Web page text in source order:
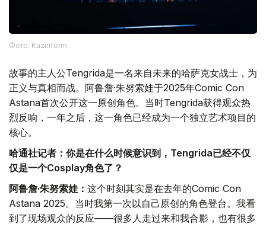
Фото: Kazinform
故事的主人公Tengrida是一名来自未来的哈萨克女战士，为
正义与真相而战。阿鲁詹·朱努索娃于2025年Comic Con
Astana首次公开这一原创角色。当时Tengrida获得观众热
烈反响，一年之后，这一角色已经成为一个独立艺术项目的
核心。
哈通社记者：你是在什么时候意识到，Tengrida已经不仅
仅是一个Cosplay角色了？
阿鲁詹·朱努索娃： 这个时刻其实是在去年的Comic Con
Astana 2025。当时我第一次以自己原创的角色登台。我看
到了现场观众的反应——很多人走过来和我合影，也有很多